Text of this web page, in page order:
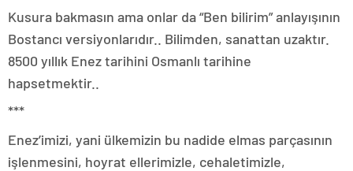
Kusura bakmasın ama onlar da “Ben bilirim” anlayışının
Bostancı versiyonlarıdır.. Bilimden, sanattan uzaktır.
8500 yıllık Enez tarihini Osmanlı tarihine
hapsetmektir..
***
Enez’imizi, yani ülkemizin bu nadide elmas parçasının
işlenmesini, hoyrat ellerimizle, cehaletimizle,